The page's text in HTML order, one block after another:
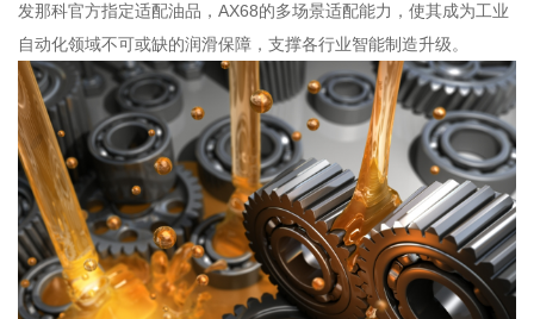
发那科官方指定适配油品，AX68的多场景适配能力，使其成为工业
自动化领域不可或缺的润滑保障，支撑各行业智能制造升级。